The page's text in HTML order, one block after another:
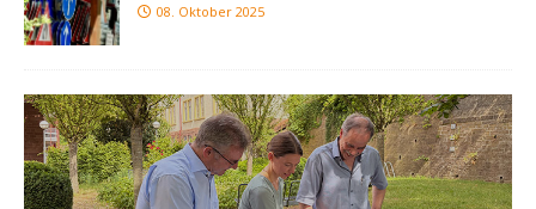
08. Oktober 2025